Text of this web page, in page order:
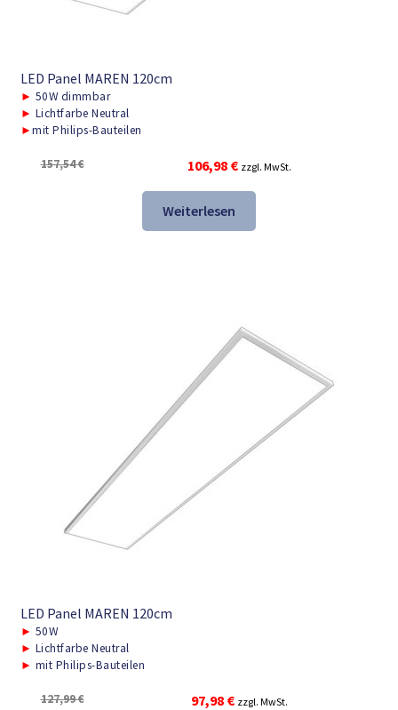
LED Panel MAREN 120cm
► 50W dimmbar
► Lichtfarbe Neutral
►mit Philips-Bauteilen
157,54€
Ursprünglicher
war:
157,54 €
106,98 €Aktueller
106,98 €.
zzgl. MwSt.
Weiterlesen
LED Panel MAREN 120cm
► 50W
► Lichtfarbe Neutral
► mit Philips-Bauteilen
127,99€
Ursprünglicher
97,98 €Aktueller
zzgl. MwSt.